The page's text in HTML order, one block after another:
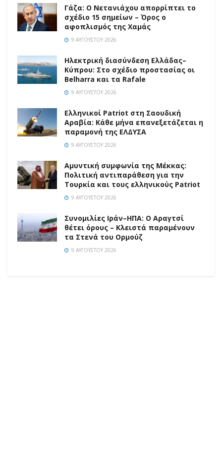
Γάζα: Ο Νετανιάχου απορρίπτει το
σχέδιο 15 σημείων – Όρος ο
αφοπλισμός της Χαμάς
9 ΑΥΓΟΎΣΤΟΥ 2026
Ηλεκτρική διασύνδεση Ελλάδας–
Κύπρου: Στο σχέδιο προστασίας οι
Belharra και τα Rafale
9 ΑΥΓΟΎΣΤΟΥ 2026
Ελληνικοί Patriot στη Σαουδική
Αραβία: Κάθε μήνα επανεξετάζεται η
παραμονή της ΕΛΔΥΣΑ
9 ΑΥΓΟΎΣΤΟΥ 2026
Αμυντική συμφωνία της Μέκκας:
Πολιτική αντιπαράθεση για την
Τουρκία και τους ελληνικούς Patriot
9 ΑΥΓΟΎΣΤΟΥ 2026
Συνομιλίες Ιράν–ΗΠΑ: Ο Αραγτσί
θέτει όρους – Κλειστά παραμένουν
τα Στενά του Ορμούζ
9 ΑΥΓΟΎΣΤΟΥ 2026